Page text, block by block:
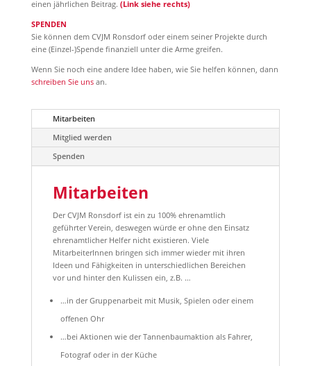
einen jährlichen Beitrag. (Link siehe rechts)
SPENDEN
Sie können dem CVJM Ronsdorf oder einem seiner Projekte durch
eine (Einzel-)Spende finanziell unter die Arme greifen.
Wenn Sie noch eine andere Idee haben, wie Sie helfen können, dann
schreiben Sie unsan.
Mitarbeiten
Mitglied werden
Spenden
Mitarbeiten
Der CVJM Ronsdorf ist ein zu 100% ehrenamtlich
geführter Verein, deswegen würde er ohne den Einsatz
ehrenamtlicher Helfer nicht existieren. Viele
MitarbeiterInnen bringen sich immer wieder mit ihren
Ideen und Fähigkeiten in unterschiedlichen Bereichen
vor und hinter den Kulissen ein, z.B. …
…in der Gruppenarbeit mit Musik, Spielen oder einem
offenen Ohr
…bei Aktionen wie der Tannenbaumaktion als Fahrer,
Fotograf oder in der Küche